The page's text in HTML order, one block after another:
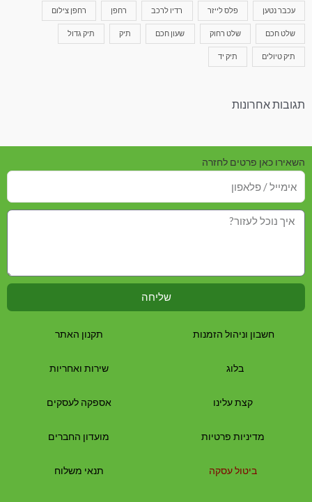
עכבר נטען פלס לייזר רדיו לרכב רחפן רחפן צילום
שלט חכם שלט רחוק שעון חכם תיק תיק גדול
תיק טיולים תיק יד
תגובות אחרונות
השאירו כאן פרטים לחזרה
שליחה
חשבון וניהול הזמנות
בלוג
קצת עלינו
מדיניות פרטיות
ביטול עסקה
תקנון האתר
שירות ואחריות
אספקה לעסקים
מועדון החברים
תנאי משלוח